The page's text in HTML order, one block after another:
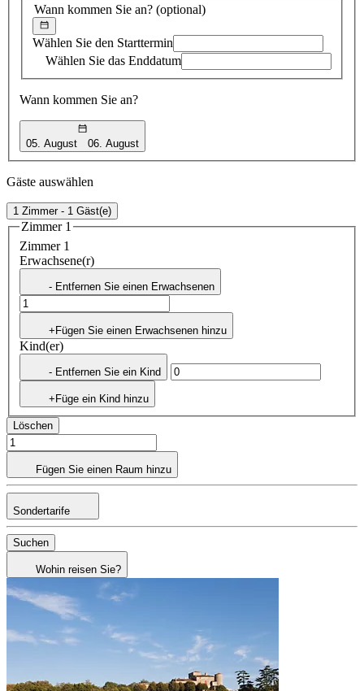
Wann kommen Sie an? (optional)
Wählen Sie den Starttermin
Wählen Sie das Enddatum
Wann kommen Sie an?
05. August 06. August
Gäste auswählen
1 Zimmer - 1 Gäst(e)
Zimmer 1
Zimmer 1
Erwachsene(r)
- Entfernen Sie einen Erwachsenen
+Fügen Sie einen Erwachsenen hinzu
Kind(er)
- Entfernen Sie ein Kind
+Füge ein Kind hinzu
Löschen
Fügen Sie einen Raum hinzu
Sondertarife
Suchen
Wohin reisen Sie?